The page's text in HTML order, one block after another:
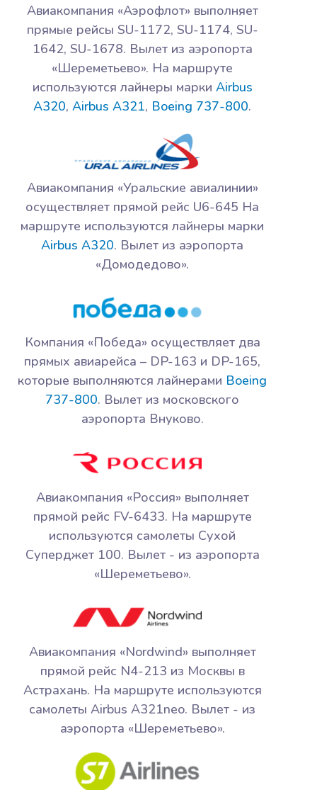
Авиакомпания «Аэрофлот» выполняет
прямые рейсы SU-1172, SU-1174, SU-
1642, SU-1678. Вылет из аэропорта
«Шереметьево». На маршруте
используются лайнеры марки Airbus
A320,Airbus A321, Boeing 737-800.
Авиакомпания «Уральские авиалинии»
осуществляет прямой рейс U6-645 На
маршруте используются лайнеры марки
Airbus A320. Вылет из аэропорта
«Домодедово».
Компания «Победа» осуществляет два
прямых авиарейса – DP-163 и DP-165,
которые выполняются лайнерами Boeing
737-800. Вылет из московского
аэропорта Внуково.
Авиакомпания «Россия» выполняет
прямой рейс FV-6433. На маршруте
используются самолеты Сухой
Суперджет 100. Вылет - из аэропорта
«Шереметьево».
Авиакомпания «Nordwind» выполняет
прямой рейс N4-213 из Москвы в
Астрахань. На маршруте используются
самолеты Airbus A321neo. Вылет - из
аэропорта «Шереметьево».